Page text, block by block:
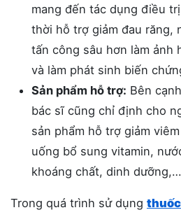
mang đến tác dụng điều
thời hỗ trợ giảm đau răng,
tấn công sâu hơn làm ảnh
và làm phát sinh biến
Sản phẩm hỗ trợ: Bên
bác sĩ cũng chỉ định cho
sản phẩm hỗ trợ giảm
uống bổ sung vitamin,
khoáng chất, dinh dưỡng,…
Trong quá trình sử dụng